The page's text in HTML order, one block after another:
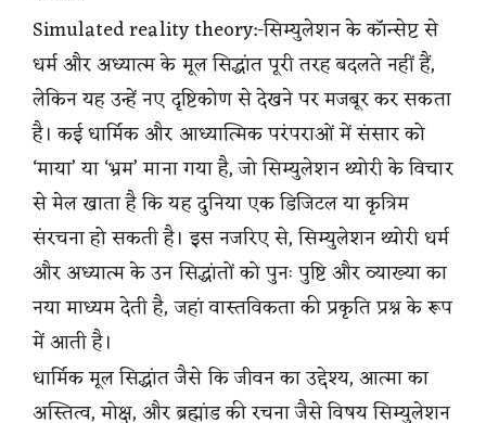
Simulated reality theory:-सिम्युलेशन के कॉन्सेप्ट से
धर्म और अध्यात्म के मूल सिद्धांत पूरी तरह बदलते नहीं हैं,
लेकिन यह उन्हें नए दृष्टिकोण से देखने पर मजबूर कर सकता
है। कई धार्मिक और आध्यात्मिक परंपराओं में संसार को
‘माया’ या ‘भ्रम’ माना गया है, जो सिम्युलेशन थ्योरी के विचार
से मेल खाता है कि यह दुनिया एक डिजिटल या कृत्रिम
संरचना हो सकती है। इस नजरिए से, सिम्युलेशन थ्योरी धर्म
और अध्यात्म के उन सिद्धांतों को पुनः पुष्टि और व्याख्या का
नया माध्यम देती है, जहां वास्तविकता की प्रकृति प्रश्न के रूप
में आती है।
धार्मिक मूल सिद्धांत जैसे कि जीवन का उद्देश्य, आत्मा का
अस्तित्व, मोक्ष, और ब्रह्मांड की रचना जैसे विषय सिम्युलेशन